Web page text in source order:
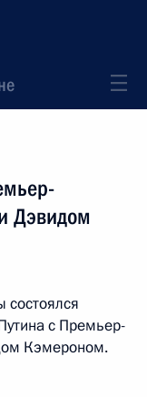
Дэвидом
состоялся
с Премьер-
Кэмероном.